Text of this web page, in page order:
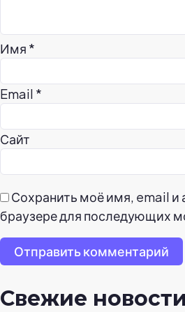
Имя *
Email *
Сайт
Сохранить моё имя, email и
браузере для последующих
Отправить комментарий
Свежие новости